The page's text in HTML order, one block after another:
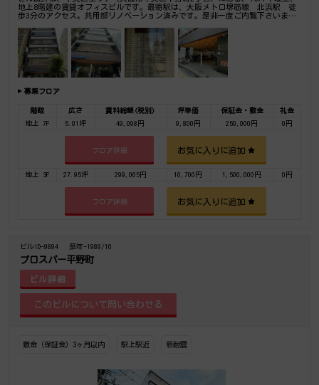
地上8階建の賃貸オフィスビルです。最寄駅は、大阪メトロ堺筋線 北浜駅 徒
歩3分のアクセス。共用部リノベーション済みです。是非一度ご内覧下さいま
募集フロア
階数 広さ 賃料総額(税別) 坪単価 保証金・敷金
礼金
地上 7F
5.01坪 49,098円 9,800円 250,000円 0円
フロア詳細 お気に入りに追加
地上 3F 27.95坪 299,065円 10,700円 1,500,000円 0円
フロア詳細 お気に入りに追加
ビルID-9894 築年-1989/10
プロスパー平野町
ビル詳細
敷金（保証金）3ヶ月以内 駅上駅近 新耐震